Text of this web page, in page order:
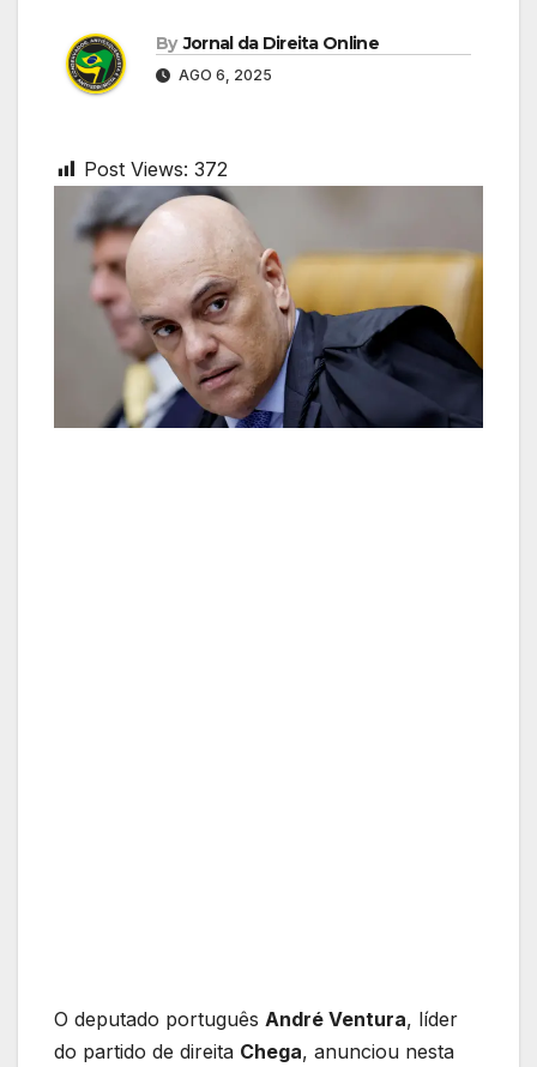
By Jornal da Direita Online
AGO 6, 2025
Post Views: 372
O deputado português André Ventura, líder
do partido de direita Chega, anunciou nesta